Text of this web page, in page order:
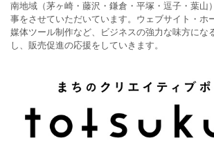
南地域（茅ヶ崎・藤沢・鎌倉・平塚・逗子・葉山
事をさせていただいています。ウェブサイト・ホ
媒体ツール制作など、ビジネスの強力な味方にな
し、販売促進の応援をしていきます。